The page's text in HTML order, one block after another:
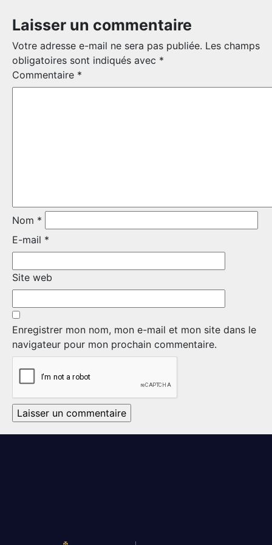
FAQ
DES RÉPONSES À
VOS QUESTIONS
GOUVERNANCE
LA CITADELLE DE QUÉBEC
NOMINATIONS ROYALES ET HONORIFIQUES
LES BATAILLONS
MUSIQUE DU ROYAL 22E RÉGIMENT
ALLIANCES, AFFILIATIONS ET LIENS D'AMITIÉ
CARRIÈRES
Laisser un commentaire
Votre adresse e-mail ne sera pas publiée. Les champs
obligatoires sont indiqués avec *
Commentaire *
Nom *
E-mail *
Site web
Enregistrer mon nom, mon e-mail et mon site dans le
navigateur pour mon prochain commentaire.